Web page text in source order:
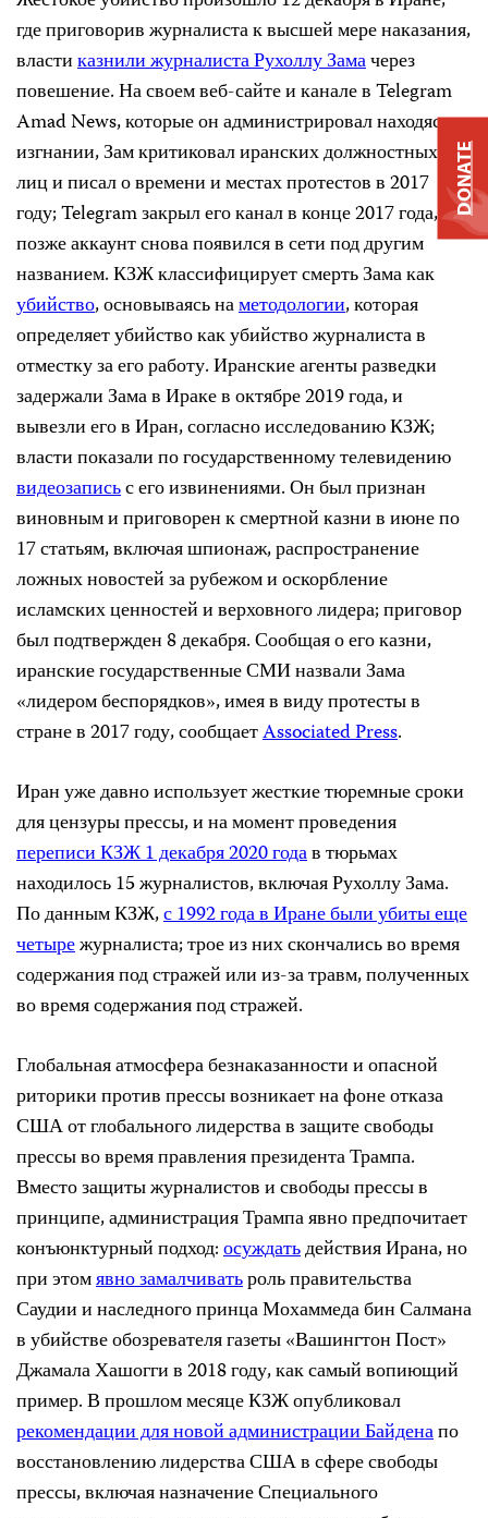
где приговорив журналиста к высшей мере наказания,
властиказнили журналиста Рухоллу Замачерез
повешение. На своем веб-сайте и канале в Telegram
Amad News, которые он администрировал находясь в
изгнании, Зам критиковал иранских должностных
лиц и писал о времени и местах протестов в 2017
году; Telegram закрыл его канал в конце 2017 года, но
позже аккаунт снова появился в сети под другим
названием. КЗЖ классифицирует смерть Зама как
убийство, основываясь наметодологии, которая
определяет убийство как убийство журналиста в
отместку за его работу. Иранские агенты разведки
задержали Зама в Ираке в октябре 2019 года, и
вывезли его в Иран, согласно исследованию КЗЖ;
власти показали по государственному телевидению
видеозаписьс его извинениями. Он был признан
виновным и приговорен к смертной казни в июне по
17 статьям, включая шпионаж, распространение
ложных новостей за рубежом и оскорбление
исламских ценностей и верховного лидера; приговор
был подтвержден 8 декабря. Сообщая о его казни,
иранские государственные СМИ назвали Зама
«лидером беспорядков», имея в виду протесты в
стране в 2017 году, сообщаетAssociated Press.
Иран уже давно использует жесткие тюремные сроки
для цензуры прессы, и на момент проведения
переписи КЗЖ 1 декабря 2020 годав тюрьмах
находилось 15 журналистов, включая Рухоллу Зама.
По данным КЗЖ,с 1992 года в Иране были убиты еще
четырежурналиста; трое из них скончались во время
содержания под стражей или из-за травм, полученных
во время содержания под стражей.
Глобальная атмосфера безнаказанности и опасной
риторики против прессы возникает на фоне отказа
США от глобального лидерства в защите свободы
прессы во время правления президента Трампа.
Вместо защиты журналистов и свободы прессы в
принципе, администрация Трампа явно предпочитает
конъюнктурный подход:осуждатьдействия Ирана, но
при этомявно замалчиватьроль правительства
Саудии и наследного принца Мохаммеда бин Салмана
в убийстве обозревателя газеты «Вашингтон Пост»
Джамала Хашогги в 2018 году, как самый вопиющий
пример. В прошлом месяце КЗЖ опубликовал
рекомендации для новой администрации Байденапо
восстановлению лидерства США в сфере свободы
прессы, включая назначение Специального
DONATE